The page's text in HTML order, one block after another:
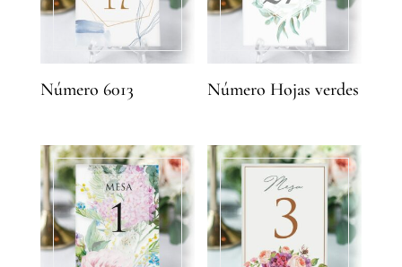
Número 6013 Número Hojas verdes